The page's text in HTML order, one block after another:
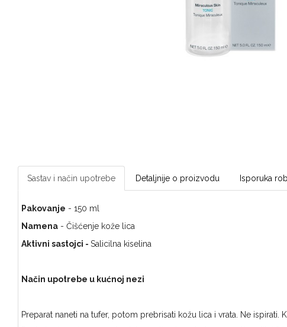
Sastav i način upotrebe Detaljnije o proizvodu Isporuka
Pakovanje - 150 ml
Namena - Čišćenje kože lica
Aktivni sastojci - Salicilna kiselina
Način upotrebe u kućnoj nezi
Preparat naneti na tufer, potom prebrisati kožu lica i vrata. Ne ispirati.